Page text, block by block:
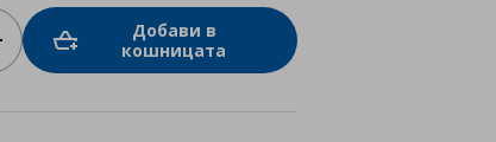
Добави в
кошницата